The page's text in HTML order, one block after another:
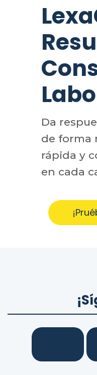
Da
de forma
rápida y
en cada